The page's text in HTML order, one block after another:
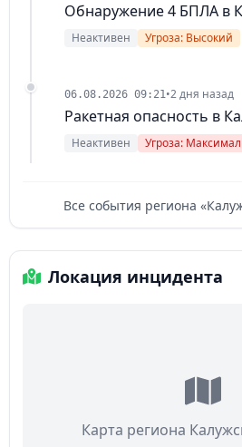
Обнаружение 4 БПЛА в
Неактивен Угроза: Высокий
06.08.2026 09:21•2 дня назад
Ракетная опасность в
Неактивен Угроза:
Все события региона
Локация инцидента
Карта региона